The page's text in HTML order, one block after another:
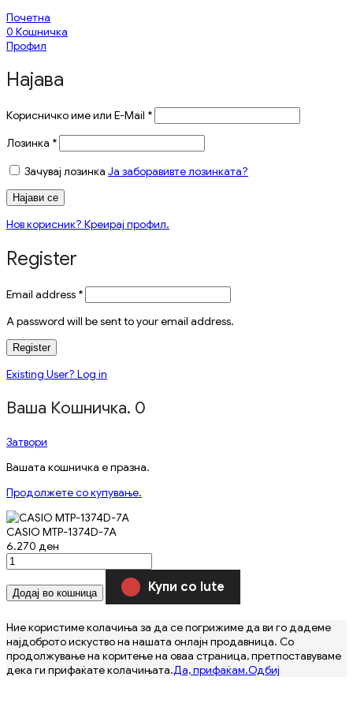
Почетна
0 Кошничка
Профил
Најава
Корисничко име или E-Mail *
Лозинка *
Зачувај лозинка Ја заборавивте лозинката?
Најави се
Нов корисник? Креирај профил.
Register
Email address *
A password will be sent to your email address.
Register
Existing User? Log in
Ваша Кошничка. 0
Затвори
Вашата кошничка е празна.
Продолжете со купување.
CASIO MTP-1374D-7A
6.270 ден
Додај во кошница Купи со Iute
Ние користиме колачиња за да се погрижиме да ви го дадеме
најдоброто искуство на нашата онлајн продавница. Со
продолжување на коритење на оваа страница, претпоставуваме
дека ги прифаќате колачињата.Да, прифаќам.Одбиј